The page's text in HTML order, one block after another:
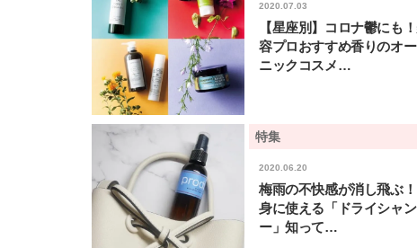
2020.07.03
【星座別】コロナ鬱にも
容プロおすすめ香りのオ
ニックコスメ…
特集
2020.06.20
梅雨の不快感が消し飛ぶ
身に使える「ドライシャ
ー」知って…